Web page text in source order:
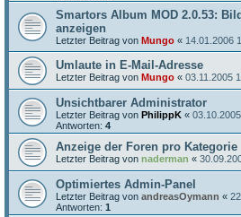
Smartors Album MOD 2.0.53:
anzeigen
Letzter Beitrag von Mungo « 14.01.2006
Umlaute in E-Mail-Adresse
Letzter Beitrag von Mungo « 03.11.2005
Unsichtbarer Administrator
Letzter Beitrag von PhilippK «
Antworten: 4
Anzeige der Foren pro Kategorie
Letzter Beitrag von naderman «
Optimiertes Admin-Panel
Letzter Beitrag von andreasOymann «
Antworten: 1